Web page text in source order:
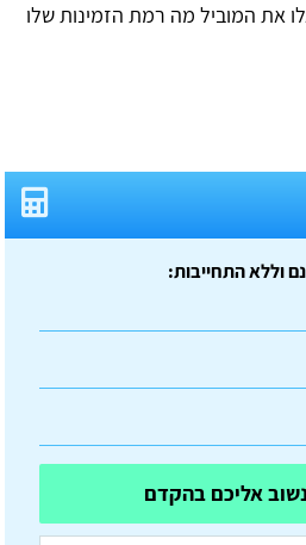
את המוביל מה רמת הזמינות שלו